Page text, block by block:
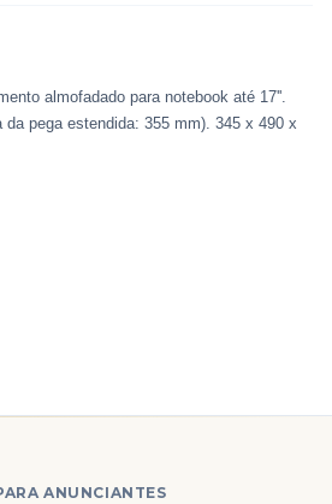
almofadado para notebook até 17''.
pega estendida: 355 mm). 345 x 490 x
ANUNCIANTES